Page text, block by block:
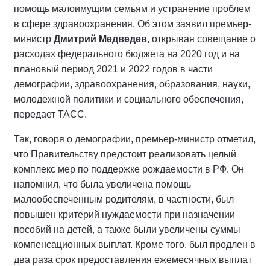
помощь малоимущим семьям и устранение проблем
в сфере здравоохранения. Об этом заявил премьер-
министр Дмитрий Медведев, открывая совещание о
расходах федерального бюджета на 2020 год и на
плановый период 2021 и 2022 годов в части
демографии, здравоохранения, образования, науки,
молодежной политики и социального обеспечения,
передает ТАСС.
Так, говоря о демографии, премьер-министр отметил,
что Правительству предстоит реализовать целый
комплекс мер по поддержке рождаемости в РФ. Он
напомнил, что была увеличена помощь
малообеспеченным родителям, в частности, был
повышен критерий нуждаемости при назначении
пособий на детей, а также были увеличены суммы
компенсационных выплат. Кроме того, был продлен в
два раза срок предоставления ежемесячных выплат